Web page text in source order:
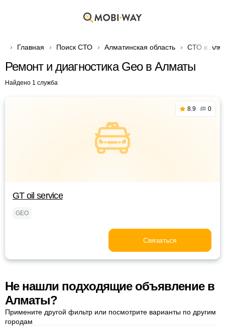
Главная Поиск СТО Алматинская область СТО в
Ремонт и диагностика Geo в Алматы
Найдено 1 служба
8.9 0
GT oil service
GEO
Связаться
Не нашли подходящие объявление в
Алматы?
Примените другой фильтр или посмотрите варианты по другим
городам